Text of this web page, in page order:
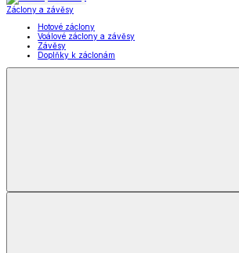
Záclony a závěsy
Hotové záclony
Voálové záclony a závěsy
Závěsy
Doplňky k záclonám